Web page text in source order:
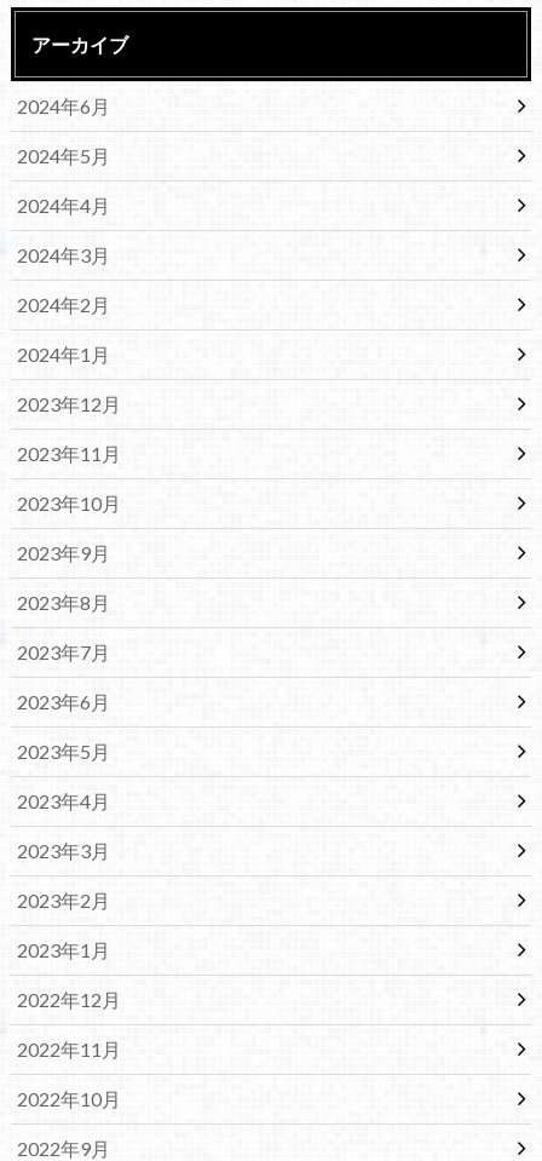
アーカイブ
2024年6月
2024年5月
2024年4月
2024年3月
2024年2月
2024年1月
2023年12月
2023年11月
2023年10月
2023年9月
2023年8月
2023年7月
2023年6月
2023年5月
2023年4月
2023年3月
2023年2月
2023年1月
2022年12月
2022年11月
2022年10月
2022年9月